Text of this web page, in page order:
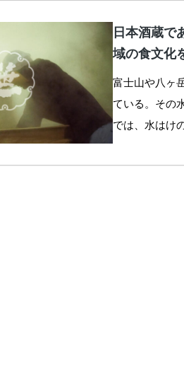
日本酒蔵で
域の食文化
富士山や八ヶ
ている。その
では、水はけ